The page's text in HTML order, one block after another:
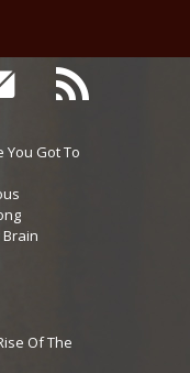
You Got To
Of The